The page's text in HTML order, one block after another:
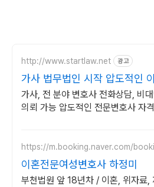
http://www.startlaw.net 광고
가사 법무법인 시작 압도적인
승소사례
가사, 전 분야 변호사 전화상담, 비
의뢰 가능 압도적인 전문변호사 자격
https://m.booking.naver.com/
이혼전문여성변호사 하정미
부천법원 앞 18년차 / 이혼, 위자료,